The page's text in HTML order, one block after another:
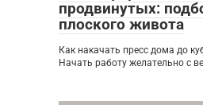
продвинутых:
плоского живота
Как накачать пресс дома до
Начать работу желательно с